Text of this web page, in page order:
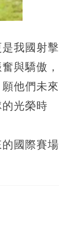
我國射擊
與驕傲，
他們未來
光榮時
國際賽場